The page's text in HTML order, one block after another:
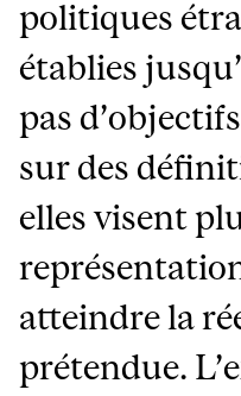
politiques
établies
pas
sur des
elles visent
atteindre la
prétendue.